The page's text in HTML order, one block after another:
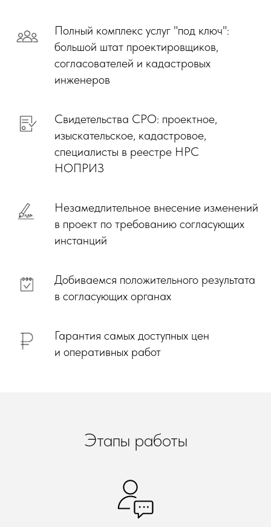
Полный комплекс услуг "под ключ":
большой штат проектировщиков,
согласователей и кадастровых
инженеров
Свидетельства СРО: проектное,
изыскательское, кадастровое,
специалисты в реестре НРС
НОПРИЗ
Незамедлительное внесение изменений
в проект по требованию согласующих
инстанций
Добиваемся положительного результата
в согласующих органах
Гарантия самых доступных цен
и оперативных работ
Этапы работы